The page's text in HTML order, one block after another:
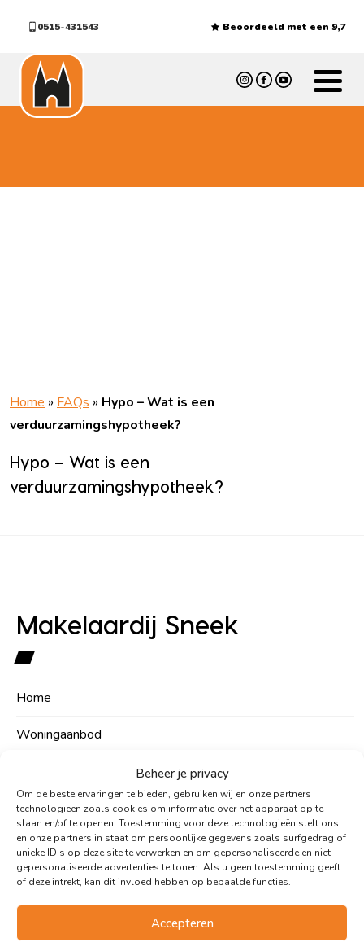
Beheer je privacy
Om de beste ervaringen te bieden, gebruiken wij en onze partners
technologieën zoals cookies om informatie over het apparaat op te
slaan en/of te openen. Toestemming voor deze technologieën stelt ons
en onze partners in staat om persoonlijke gegevens zoals surfgedrag of
unieke ID's op deze site te verwerken en om gepersonaliseerde en niet-
gepersonaliseerde advertenties te tonen. Als u geen toestemming geeft
of deze intrekt, kan dit invloed hebben op bepaalde functies.
Accepteren
0515-431543 Beoordeeld met een 9,7
Home » FAQs » Hypo – Wat is een
verduurzamingshypotheek?
Hypo – Wat is een
verduurzamingshypotheek?
Makelaardij Sneek
Home
Woningaanbod
Woonupdates
Contact
Vacatures
Expertises